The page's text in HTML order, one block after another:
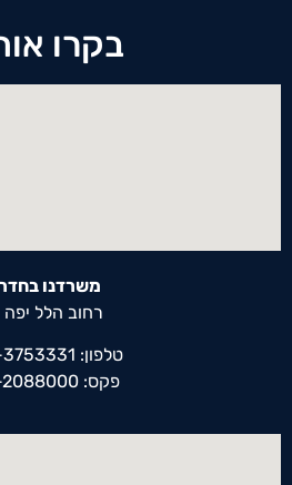
בקרו
משרדנו
רחוב הלל יפה 11
טלפון: 073-3753331
פקס: 077-2088000